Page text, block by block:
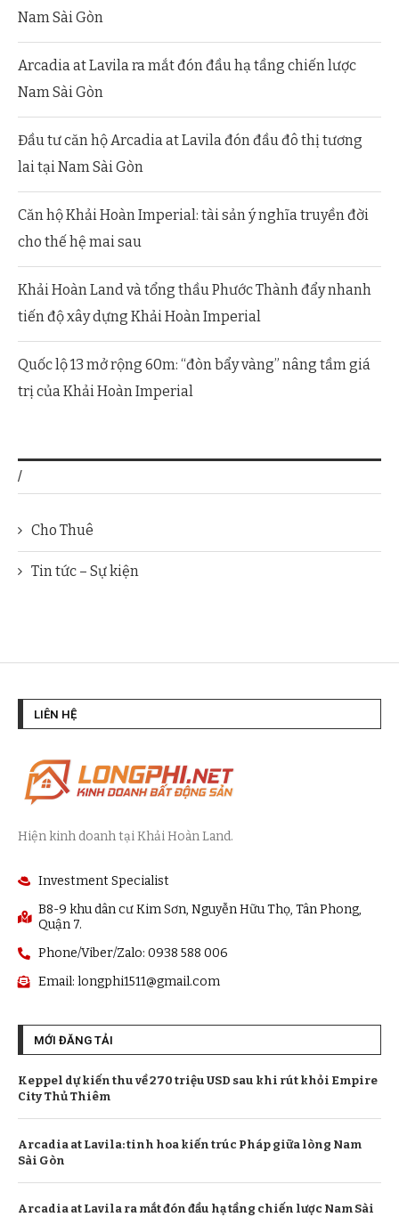
Nam Sài Gòn
Arcadia at Lavila ra mắt đón đầu hạ tầng chiến lược
Nam Sài Gòn
Đầu tư căn hộ Arcadia at Lavila đón đầu đô thị tương
lai tại Nam Sài Gòn
Căn hộ Khải Hoàn Imperial: tài sản ý nghĩa truyền đời
cho thế hệ mai sau
Khải Hoàn Land và tổng thầu Phước Thành đẩy nhanh
tiến độ xây dựng Khải Hoàn Imperial
Quốc lộ 13 mở rộng 60m: “đòn bẩy vàng” nâng tầm giá
trị của Khải Hoàn Imperial
/
Cho Thuê
Tin tức – Sự kiện
LIÊN HỆ
Hiện kinh doanh tại Khải Hoàn Land.
Investment Specialist
B8-9 khu dân cư Kim Sơn, Nguyễn Hữu Thọ, Tân Phong,
Quận 7.
Phone/Viber/Zalo: 0938 588 006
Email: longphi1511@gmail.com
MỚI ĐĂNG TẢI
Keppel dự kiến thu về 270 triệu USD sau khi rút khỏi Empire
City Thủ Thiêm
Arcadia at Lavila: tinh hoa kiến trúc Pháp giữa lòng Nam
Sài Gòn
Arcadia at Lavila ra mắt đón đầu hạ tầng chiến lược Nam Sài